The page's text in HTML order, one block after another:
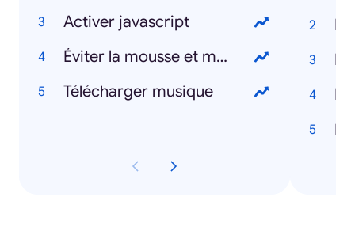
Activer javascript
Éviter la mousse et mauvaises herbes sur klinkers
Télécharger musique